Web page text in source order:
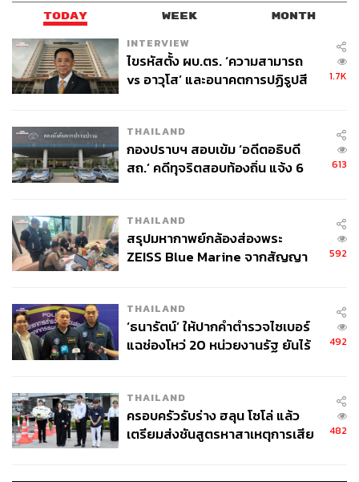
TODAY WEEK MONTH
INTERVIEW
ไขรหัสตั้ง ผบ.ตร. ‘ความสามารถ
vs อาวุโส’ และอนาคตการปฏิรูปสี
1.7K
THAILAND
กองปราบฯ สอบเข้ม ‘อดีตอธิบดี
สถ.’ คดีทุจริตสอบท้องถิ่น แจ้ง 6
613
THAILAND
สรุปมหากาพย์กล้องส่องพระ
ZEISS Blue Marine จากสัญญา
จ่ายหนี้-แอบระบุแบรนด์
592
THAILAND
‘ธนารัตน์’ ให้ปากคำตำรวจไซเบอร์
แฉช่องโหว่ 20 หน่วยงานรัฐ ยันไร้
492
THAILAND
ครอบครัวรับร่าง ฮลุน โซโล่ แล้ว
เตรียมส่งชันสูตรหาสาเหตุการเสีย
482